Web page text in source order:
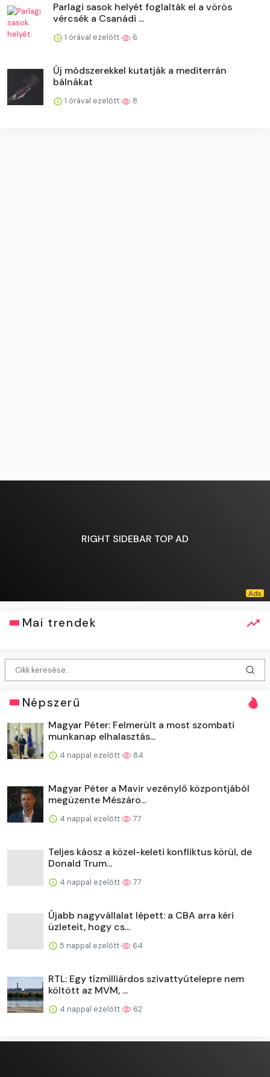
Parlagi sasok helyét foglalták el a vörös
vércsék a Csanádi ...
1 órával ezelőtt 6
Új módszerekkel kutatják a mediterrán
bálnákat
1 órával ezelőtt 8
RIGHT SIDEBAR TOP AD
Mai trendek
Népszerű
Magyar Péter: Felmerült a most szombati
munkanap elhalasztás...
4 nappal ezelőtt 84
Magyar Péter a Mavir vezénylő központjából
megüzente Mészáro...
4 nappal ezelőtt 77
Teljes káosz a közel-keleti konfliktus körül, de
Donald Trum...
4 nappal ezelőtt 77
Újabb nagyvállalat lépett: a CBA arra kéri
üzleteit, hogy cs...
5 nappal ezelőtt 64
RTL: Egy tízmilliárdos szivattyútelepre nem
költött az MVM, ...
4 nappal ezelőtt 62